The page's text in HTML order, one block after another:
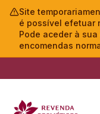
Site
é possível efetuar
Pode aceder à
encomendas